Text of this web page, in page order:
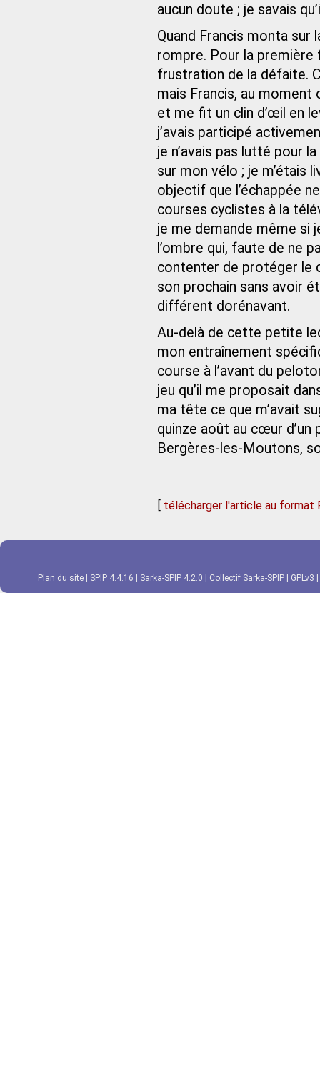
aucun doute ; je savais
Quand Francis monta sur
rompre. Pour la première
frustration de la défaite.
mais Francis, au
et me fit un clin d’œil en
j’avais participé
je n’avais pas lutté pour
sur mon vélo ; je m’étais
objectif que l’échappée
courses cyclistes à la
je me demande même si
l’ombre qui, faute de ne
contenter de protéger le
son prochain sans avoir
différent dorénavant.
Au-delà de cette petite
mon entraînement
course à l’avant du
jeu qu’il me proposait
ma tête ce que m’avait
quinze août au cœur
Bergères‑les‑Moutons,
[ télécharger l'article au format
Plan du site SPIP 4.4.16 Sarka-SPIP 4.2.0 Collectif Sarka-SPIP GPLv3